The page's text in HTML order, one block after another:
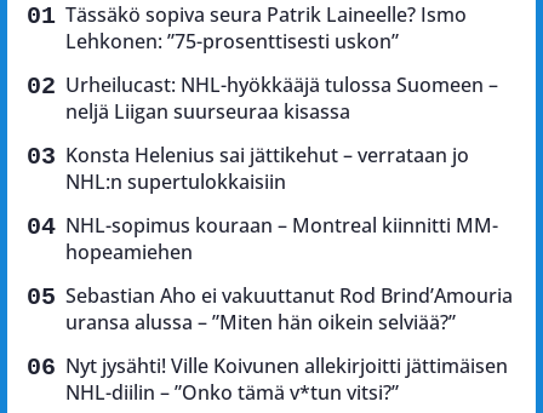
Tässäkö sopiva seura Patrik Laineelle? Ismo
Lehkonen: ”75-prosenttisesti uskon”
Urheilucast: NHL-hyökkääjä tulossa Suomeen –
neljä Liigan suurseuraa kisassa
Konsta Helenius sai jättikehut – verrataan jo
NHL:n supertulokkaisiin
NHL-sopimus kouraan – Montreal kiinnitti MM-
hopeamiehen
Sebastian Aho ei vakuuttanut Rod Brind’Amouria
uransa alussa – ”Miten hän oikein selviää?”
Nyt jysähti! Ville Koivunen allekirjoitti jättimäisen
NHL-diilin – ”Onko tämä v*tun vitsi?”